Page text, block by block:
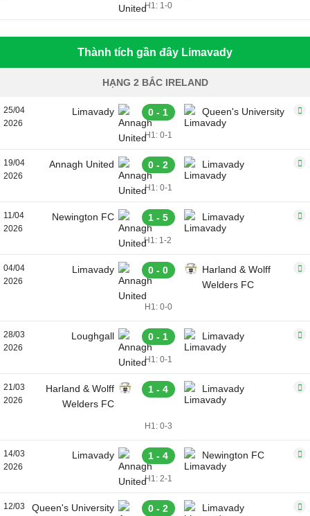
H1: 1-0
Thành tích gần đây Limavady
HẠNG 2 BẮC IRELAND
25/04
2026
Limavady 0 - 1 Queen's University
H1: 0-1
19/04
2026
Annagh United 0 - 2 Limavady
H1: 0-1
11/04
2026
Newington FC 1 - 5 Limavady
H1: 1-2
04/04
2026
Limavady 0 - 0
Harland & Wolff
Welders FC
H1: 0-0
28/03
2026
Loughgall 0 - 1 Limavady
H1: 0-1
21/03
2026
Harland & Wolff
Welders FC
1 - 4 Limavady
H1: 0-3
14/03
2026
Limavady 1 - 4 Newington FC
H1: 2-1
12/03
Queen's University 0 - 2 Limavady